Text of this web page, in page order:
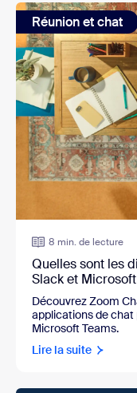
Réunion et chat
8 min. de lecture
Quelles sont les
Slack et
Découvrez Zoom
applications de
Microsoft Teams.
Lire la suite